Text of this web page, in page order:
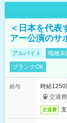
＜日本を代表
アー公演のサ
アルバイト 職種未
ブランクOK
給与
時給1250
交通
交通費